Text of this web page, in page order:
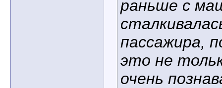
раньше с
пассажира,
это не
очень